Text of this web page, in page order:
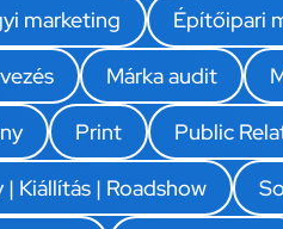
marketing Építőipari
Márka audit
Print Public
| Kiállítás | Roadshow